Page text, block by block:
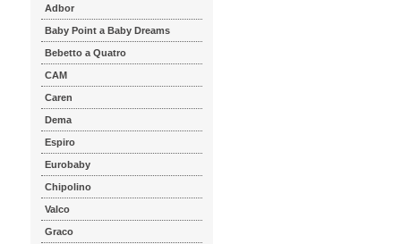
Adbor
Baby Point a Baby Dreams
Bebetto a Quatro
CAM
Caren
Dema
Espiro
Eurobaby
Chipolino
Valco
Graco